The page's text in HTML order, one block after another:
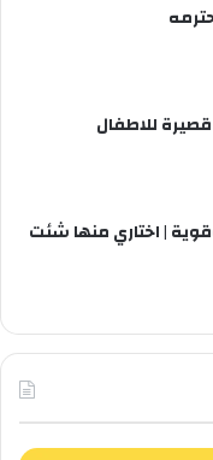
للاطفال
| اختاري منها شئت